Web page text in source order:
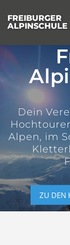
FREIBURGER
ALPINSCHULE
Dein
Alpen, im
ZU DEN